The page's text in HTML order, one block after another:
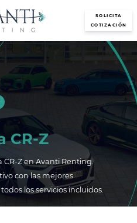
SOLICITA
COTIZACIÓN
CR-Z
Z en Avanti Renting.
con las mejores
los servicios incluidos.